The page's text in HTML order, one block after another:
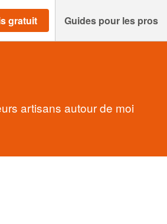
gratuit Guides pour les pros
artisans autour de moi